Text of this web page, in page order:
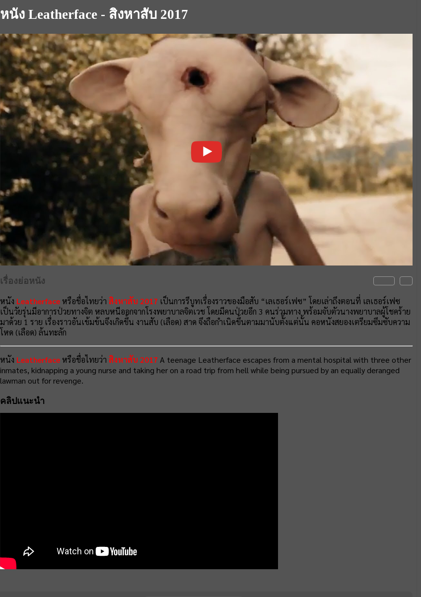
หนัง Leatherface - สิงหาสับ 2017
เรื่องย่อหนัง
หนัง Leatherface หรือชื่อไทยว่าสิงหาสับ 2017 เป็นการรีบูทเรื่องราวของมือสับ “เลเธอร์เฟซ” โดยเล่าถึงตอนที่ เลเธอร์เฟซ
เป็นวัยรุ่นมีอาการป่วยทางจิต หลบหนีออกจากโรงพยาบาลจิตเวช โดยมีคนป่วยอีก 3 คนร่วมทาง พร้อมจับตัวนางพยาบาลผู้โชคร้าย
มาด้วย 1 ราย เรื่องราวอันเข้มข้นจึงเกิดขึ้น งานสับ (เลือด) สาด จึงถือกำเนิดขึ้นตามมานับตั้งแต่นั้น คอหนังสยองเตรียมซึมซับความ
โหด (เลือด) ล้นทะลัก
หนัง Leatherface หรือชื่อไทยว่าสิงหาสับ 2017 A teenage Leatherface escapes from a mental hospital with three other
inmates, kidnapping a young nurse and taking her on a road trip from hell while being pursued by an equally deranged
lawman out for revenge.
คลิปแนะนำ